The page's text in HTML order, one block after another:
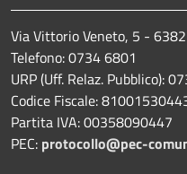
Via Vittorio Veneto, 5 -
Telefono: 0734 6801
URP (Uff. Relaz. Pubblico):
Codice Fiscale:
Partita IVA: 00358090447
PEC: protocollo@pec-